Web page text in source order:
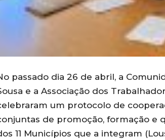
passado dia 26 de abril, a
e a Associação dos
um protocolo de
de promoção, formação e
11 Municípios que a integram